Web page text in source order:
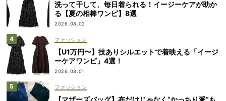
洗って干して、毎日着られる！イージーケアが助か
る【夏の相棒ワンピ】8選
2026.08.02
ファッション
【U1万円〜】技ありシルエットで着映える「イージ
ーケアワンピ」4選！
2026.08.01
ファッション
【マザーズバッグ】布だけじゃなく“かっちり派”も